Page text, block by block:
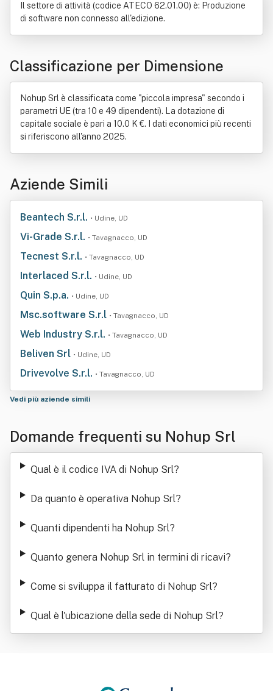
Immagine
Macchina
Prodotto (economia)
Il settore di attività (codice ATECO 62.01.00) è: Produzione
di software non connesso all'edizione.
Classificazione per Dimensione
Nohup Srl è classificata come "piccola impresa" secondo i
parametri UE (tra 10 e 49 dipendenti). La dotazione di
capitale sociale è pari a 10.0 K €. I dati economici più recenti
si riferiscono all'anno 2025.
Aziende Simili
Beantech S.r.l. • Udine, UD
Vi-Grade S.r.l. • Tavagnacco, UD
Tecnest S.r.l. • Tavagnacco, UD
Interlaced S.r.l. • Udine, UD
Quin S.p.a. • Udine, UD
Msc.software S.r.l • Tavagnacco, UD
Web Industry S.r.l. • Tavagnacco, UD
Beliven Srl • Udine, UD
Drivevolve S.r.l. • Tavagnacco, UD
Vedi più aziende simili
Domande frequenti su Nohup Srl
Qual è il codice IVA di Nohup Srl?
Da quanto è operativa Nohup Srl?
Quanti dipendenti ha Nohup Srl?
Quanto genera Nohup Srl in termini di ricavi?
Come si sviluppa il fatturato di Nohup Srl?
Qual è l'ubicazione della sede di Nohup Srl?